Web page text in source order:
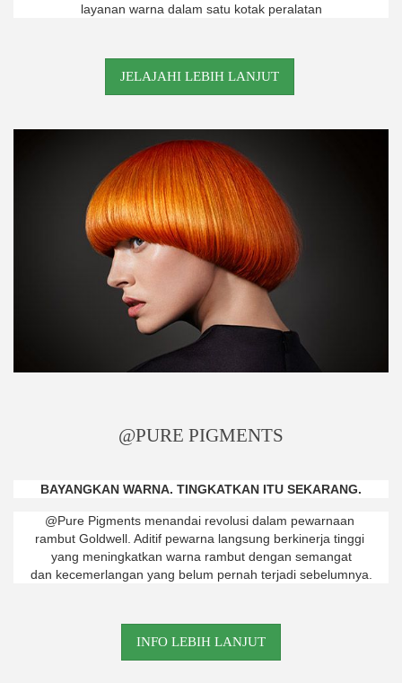
layanan warna dalam satu kotak peralatan
JELAJAHI LEBIH LANJUT
@PURE PIGMENTS
BAYANGKAN WARNA. TINGKATKAN ITU SEKARANG.
@Pure Pigments menandai revolusi dalam pewarnaan
rambut Goldwell. Aditif pewarna langsung berkinerja tinggi
yang meningkatkan warna rambut dengan semangat
dan kecemerlangan yang belum pernah terjadi sebelumnya.
INFO LEBIH LANJUT